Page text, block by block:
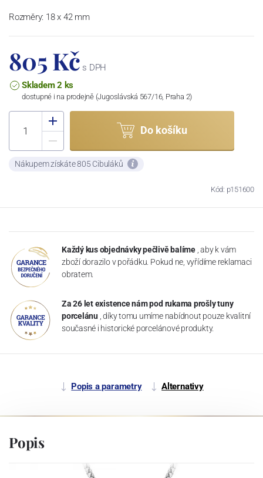
Rozměry: 18 x 42 mm
805 Kč s DPH
Skladem 2 ks
dostupné i na prodejně (Jugoslávská 567/16, Praha 2)
Do košíku
Nákupem získáte 805 Cibuláků
Kód: p151600
Každý kus objednávky pečlivě balíme , aby k vám
zboží dorazilo v pořádku. Pokud ne, vyřídíme reklamaci
obratem.
Za 26 let existence nám pod rukama prošly tuny
porcelánu , díky tomu umíme nabídnout pouze kvalitní
současné i historické porcelánové produkty.
Popis a parametry Alternativy
Popis